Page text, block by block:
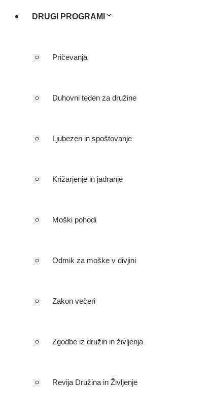
DRUGI PROGRAMI
Pričevanja
Duhovni teden za družine
Ljubezen in spoštovanje
Križarjenje in jadranje
Moški pohodi
Odmik za moške v divjini
Zakon večeri
Zgodbe iz družin in življenja
Revija Družina in Življenje